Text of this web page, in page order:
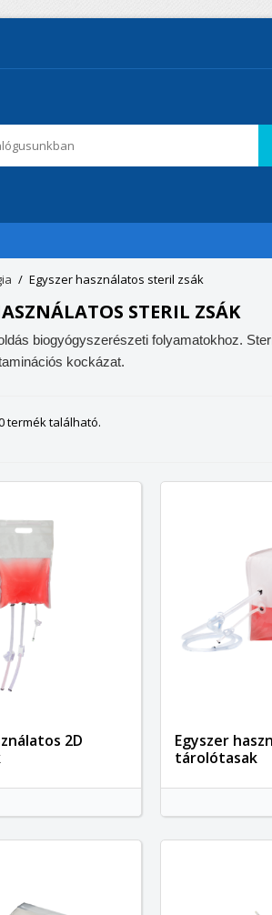
Egyszer használatos steril zsák
STERIL ZSÁK
biogyógyszerészeti folyamatokhoz.
kockázat.
termék található.
2D
Egyszer
tárolótasak